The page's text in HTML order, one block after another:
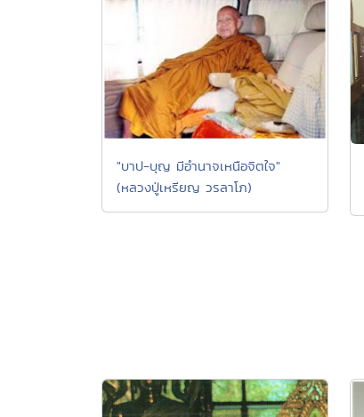
"บาป-บุญ มีอำนาจเหนือจิตใจ"
(หลวงปู่เหรียญ วรลาโภ)